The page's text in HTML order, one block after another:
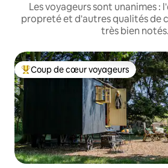
Les voyageurs sont unanimes :
propreté et d'autres qualités de
très bien notés.
Coup de cœur voyageurs parmi les
Coup de cœur voyageurs